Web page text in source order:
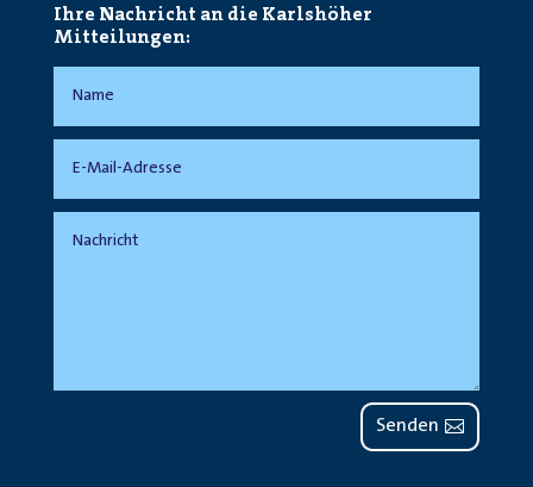
Ihre Nachricht an die Karlshöher
Mitteilungen:
Senden